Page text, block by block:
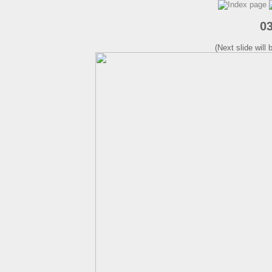
(Next slide will